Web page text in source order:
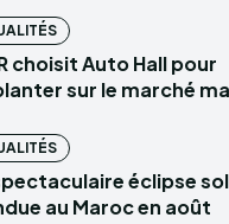
choisit Auto Hall pour
sur le marché
éclipse
au Maroc en août